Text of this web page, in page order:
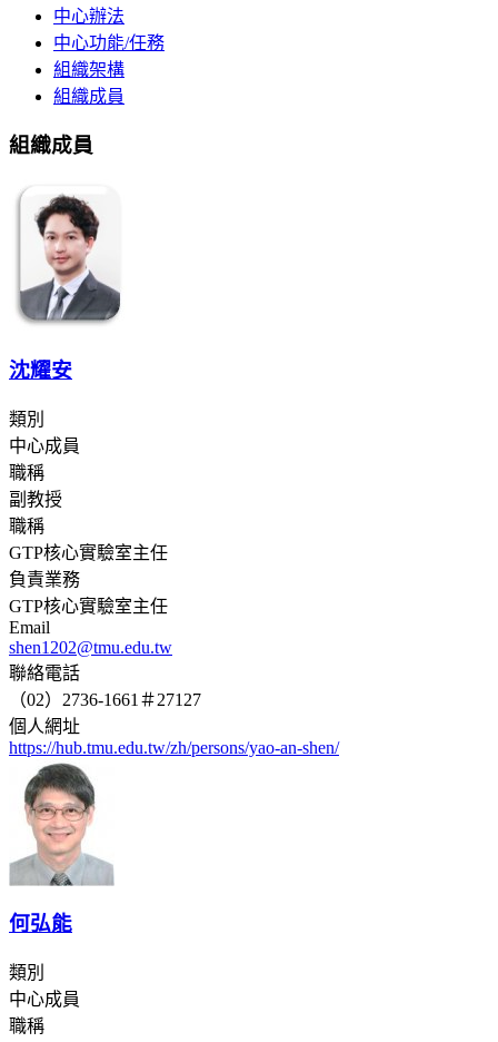
中心辦法
中心功能/任務
組織架構
組織成員
組織成員
沈耀安
類別
中心成員
職稱
副教授
職稱
GTP核心實驗室主任
負責業務
GTP核心實驗室主任
Email
shen1202@tmu.edu.tw
聯絡電話
（02）2736-1661＃27127
個人網址
https://hub.tmu.edu.tw/zh/persons/yao-an-shen/
何弘能
類別
中心成員
職稱